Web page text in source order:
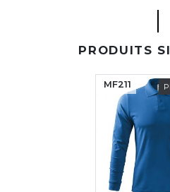
PRODUITS
MF211